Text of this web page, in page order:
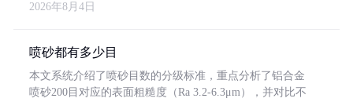
2026年8月4日
喷砂都有多少目
本文系统介绍了喷砂目数的分级标准，重点分析了铝合金
喷砂200目对应的表面粗糙度（Ra 3.2-6.3μm），并对比不